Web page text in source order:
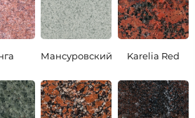
Мансуровский Karelia Red